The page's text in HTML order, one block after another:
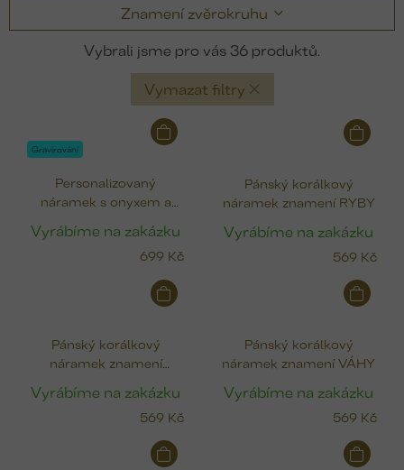
Znamení zvěrokruhu
Vymazat filtry
36
Gravírování
Personalizovaný
náramek s onyxem a
krychličkou
Vyrábíme na zakázku
699 Kč
Pánský korálkový
náramek znamení RYBY
Vyrábíme na zakázku
569 Kč
Pánský korálkový
náramek znamení
Vyrábíme na zakázku
569 Kč
Pánský korálkový
náramek znamení VÁHY
Vyrábíme na zakázku
569 Kč